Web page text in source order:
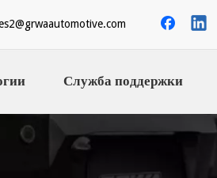
Служба поддержки